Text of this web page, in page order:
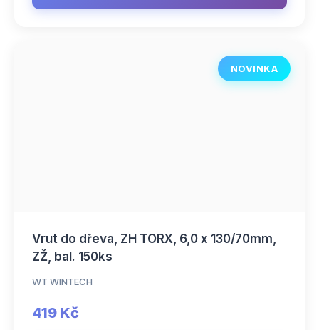
NOVINKA
Vrut do dřeva, ZH TORX, 6,0 x 130/70mm,
ZŽ, bal. 150ks
WT WINTECH
419 Kč